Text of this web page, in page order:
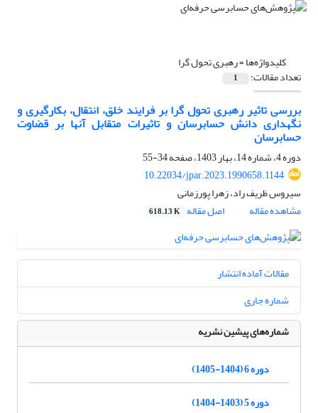
کلیدواژه‌ها =رهبری تحول گرا
تعداد مقالات: 1
بررسی تاثیر رهبری تحول گرا بر فرایند خلق، انتقال، بکارگیری و
نگهداری دانش حسابرسان و تاثیرات متقابل آنها بر قضاوت
حسابرسان
دوره 4، شماره 14، بهار 1403، صفحه
34-55
10.22034/jpar.2023.1990658.1144
سیروس ظریف راد، زهرا پورزمانی
مشاهده مقاله
اصل مقاله 618.13 K
مقالات آماده انتشار
شماره جاری
شماره‌های پیشین نشریه
دوره 6 (1404-1405)
دوره 5 (1403-1404)